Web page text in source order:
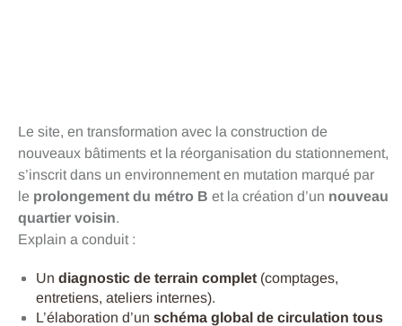
Le site, en transformation avec la construction de
nouveaux bâtiments et la réorganisation du stationnement,
s’inscrit dans un environnement en mutation marqué par
le prolongement du métro B et la création d’un nouveau
quartier voisin.
Explain a conduit :
Un diagnostic de terrain complet (comptages,
entretiens, ateliers internes).
L’élaboration d’un schéma global de circulation tous